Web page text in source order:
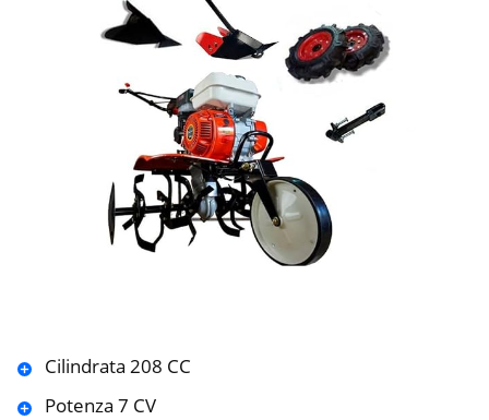
Cilindrata 208 CC
Potenza 7 CV